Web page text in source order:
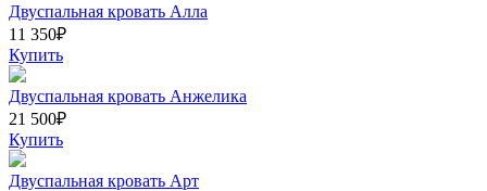
Двуспальная кровать Алла
11 350₽
Купить
Двуспальная кровать Анжелика
21 500₽
Купить
Двуспальная кровать Арт